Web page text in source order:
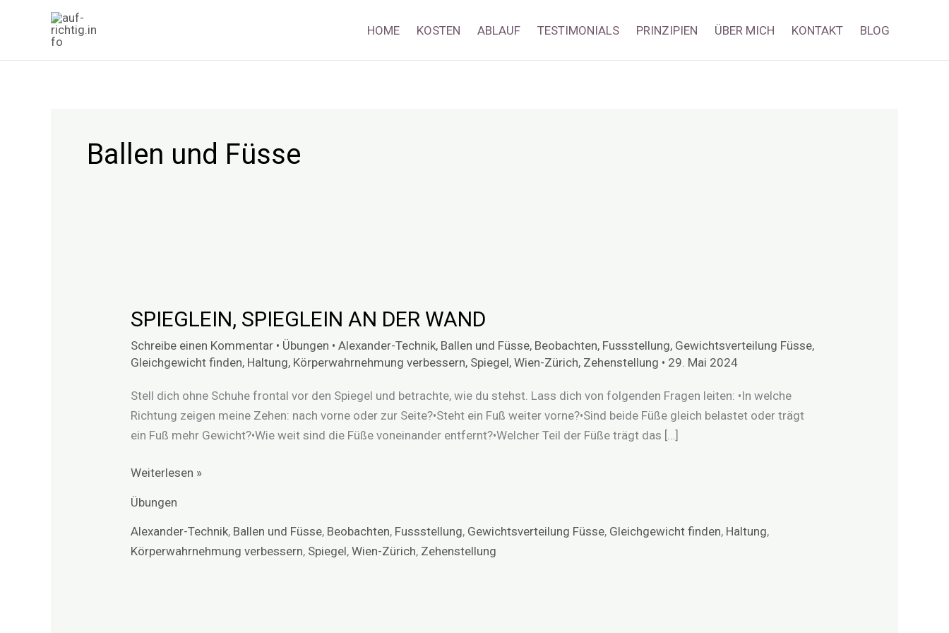
HOME KOSTEN ABLAUF TESTIMONIALS PRINZIPIEN ÜBER MICH KONTAKT BLOG
Ballen und Füsse
SPIEGLEIN, SPIEGLEIN AN DER WAND
Schreibe einen Kommentar • Übungen •Alexander-Technik, Ballen und Füsse, Beobachten, Fussstellung, Gewichtsverteilung Füsse,
Gleichgewicht finden, Haltung, Körperwahrnehmung verbessern, Spiegel,Wien-Zürich, Zehenstellung • 29. Mai 2024
Stell dich ohne Schuhe frontal vor den Spiegel und betrachte, wie du stehst. Lass dich von folgenden Fragen leiten: •In welche
Richtung zeigen meine Zehen: nach vorne oder zur Seite?•Steht ein Fuß weiter vorne?•Sind beide Füße gleich belastet oder trägt
ein Fuß mehr Gewicht?•Wie weit sind die Füße voneinander entfernt?•Welcher Teil der Füße trägt das […]
AN
WAND
Weiterlesen »
Übungen
Alexander-Technik, Ballen und Füsse, Beobachten, Fussstellung, Gewichtsverteilung Füsse, Gleichgewicht finden, Haltung,
Körperwahrnehmung verbessern, Spiegel,Wien-Zürich, Zehenstellung